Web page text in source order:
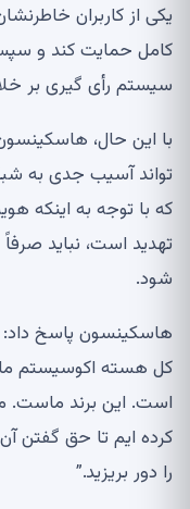
یکی از کاربران
کامل حمایت کند و
سیستم رأی گیری بر
با این حال،
تواند آسیب جدی به
که با توجه به اینکه
تهدید است، نباید
شود.
هاسکینسون پاسخ داد:
کل هسته اکوسیستم ما
است. این برند ماست.
کرده ایم تا حق گفتن
را دور بریزید.”